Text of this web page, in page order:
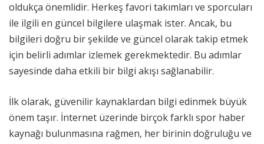
oldukça önemlidir. Herkeş favori takımları ve sporcuları
ile ilgili en güncel bilgilere ulaşmak ister. Ancak, bu
bilgileri doğru bir şekilde ve güncel olarak takip etmek
için belirli adımlar izlemek gerekmektedir. Bu adımlar
sayesinde daha etkili bir bilgi akışı sağlanabilir.
İlk olarak, güvenilir kaynaklardan bilgi edinmek büyük
önem taşır. İnternet üzerinde birçok farklı spor haber
kaynağı bulunmasına rağmen, her birinin doğruluğu ve